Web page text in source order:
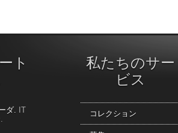
ト
ダ. IT
私たちのサー
ビス
コレクション